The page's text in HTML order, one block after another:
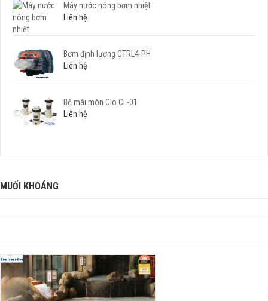
Máy nước nóng bơm nhiệt
Liên hệ
Bơm định lượng CTRL4-PH
Liên hệ
Bộ mài mòn Clo CL-01
Liên hệ
MUỐI KHOÁNG